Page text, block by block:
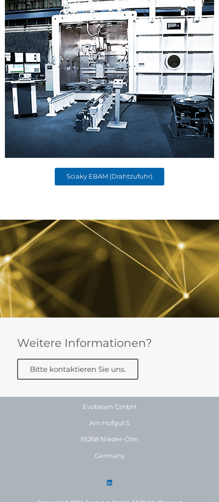
Sciaky EBAM (Drahtzufuhr)
Weitere Informationen?
Bitte kontaktieren Sie uns.
Evobeam GmbH
Am Hofgut 5
55268 Nieder-Olm
Germany